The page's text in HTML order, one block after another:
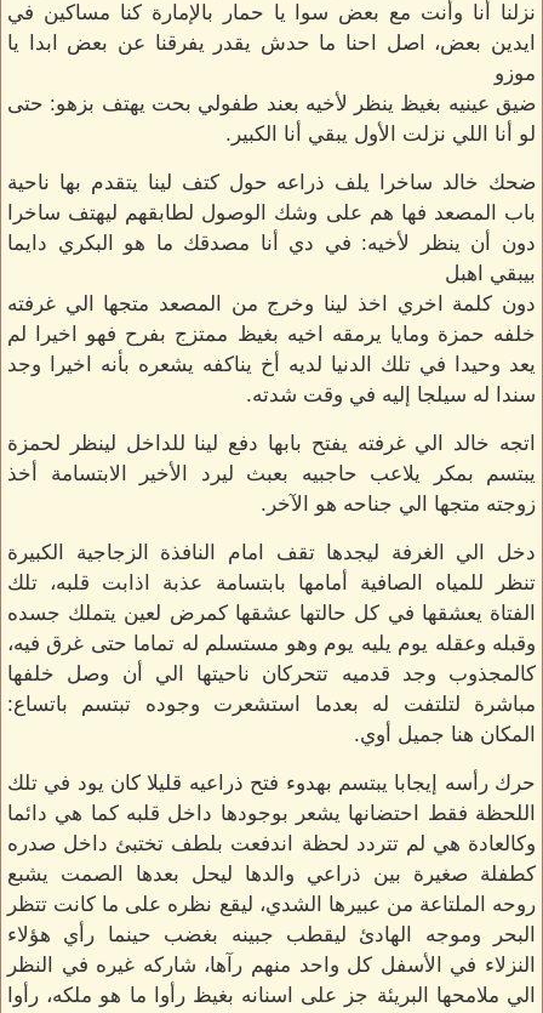
نزلنا أنا وأنت مع بعض سوا يا حمار بالإمارة كنا مساكين في
ايدين بعض، اصل احنا ما حدش يقدر يفرقنا عن بعض ابدا يا
موزو
ضيق عينيه بغيظ ينظر لأخيه بعند طفولي بحت يهتف بزهو: حتى
لو أنا اللي نزلت الأول يبقي أنا الكبير.
ضحك خالد ساخرا يلف ذراعه حول كتف لينا يتقدم بها ناحية
باب المصعد فها هم على وشك الوصول لطابقهم ليهتف ساخرا
دون أن ينظر لأخيه: في دي أنا مصدقك ما هو البكري دايما
بيبقي اهبل
دون كلمة اخري اخذ لينا وخرج من المصعد متجها الي غرفته
خلفه حمزة ومايا يرمقه اخيه بغيظ ممتزج بفرح فهو اخيرا لم
يعد وحيدا في تلك الدنيا لديه أخ يناكفه يشعره بأنه اخيرا وجد
سندا له سيلجا إليه في وقت شدته.
اتجه خالد الي غرفته يفتح بابها دفع لينا للداخل لينظر لحمزة
يبتسم بمكر يلاعب حاجبيه بعبث ليرد الأخير الابتسامة أخذ
زوجته متجها الي جناحه هو الآخر.
دخل الي الغرفة ليجدها تقف امام النافذة الزجاجية الكبيرة
تنظر للمياه الصافية أمامها بابتسامة عذبة اذابت قلبه، تلك
الفتاة يعشقها في كل حالتها عشقها كمرض لعين يتملك جسده
وقبله وعقله يوم يليه يوم وهو مستسلم له تماما حتى غرق فيه،
كالمجذوب وجد قدميه تتحركان ناحيتها الي أن وصل خلفها
مباشرة لتلتفت له بعدما استشعرت وجوده تبتسم باتساع:
المكان هنا جميل أوي.
حرك رأسه إيجابا يبتسم بهدوء فتح ذراعيه قليلا كان يود في تلك
اللحظة فقط احتضانها يشعر بوجودها داخل قلبه كما هي دائما
وكالعادة هي لم تتردد لحظة اندفعت بلطف تختبئ داخل صدره
كطفلة صغيرة بين ذراعي والدها ليحل بعدها الصمت يشبع
روحه الملتاعة من عبيرها الشدي، ليقع نظره على ما كانت تتظر
البحر وموجه الهادئ ليقطب جبينه بغضب حينما رأي هؤلاء
النزلاء في الأسفل كل واحد منهم رآها، شاركه غيره في النظر
الي ملامحها البريئة جز على اسنانه بغيظ رأوا ما هو ملكه، رأوا